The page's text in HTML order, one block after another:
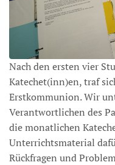
Nach den ersten vier
Katechet(inn)en, traf
Erstkommunion. Wir
Verantwortlichen des
die monatlichen
Unterrichtsmaterial
Rückfragen und